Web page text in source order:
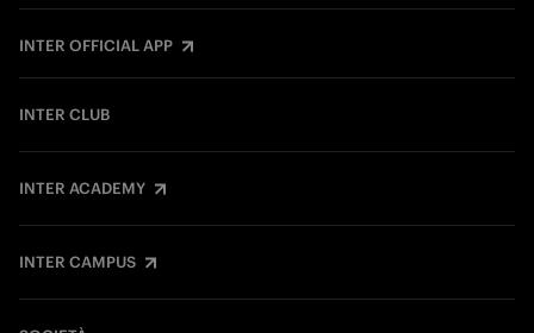
INTER OFFICIAL APP
INTER CLUB
INTER ACADEMY
INTER CAMPUS